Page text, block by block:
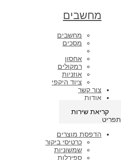
מחשבים
מחשבים
מסכים
אחסון
רמקולים
אוזניות
ציוד היקפי
צור קשר
אודות
קריאת שירות
תפריט
הדפסת מוצרים
כרטיסי ביקור
שמשוניות
ספירלות